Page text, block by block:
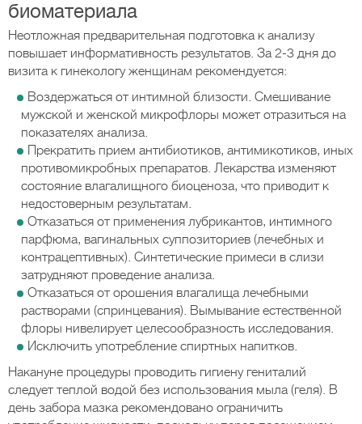
биоматериала
Неотложная предварительная подготовка к анализу
повышает информативность результатов. За 2-3 дня до
визита к гинекологу женщинам рекомендуется:
Воздержаться от интимной близости. Смешивание
мужской и женской микрофлоры может отразиться на
показателях анализа.
Прекратить прием антибиотиков, антимикотиков, иных
противомикробных препаратов. Лекарства изменяют
состояние влагалищного биоценоза, что приводит к
недостоверным результатам.
Отказаться от применения лубрикантов, интимного
парфюма, вагинальных суппозиториев (лечебных и
контрацептивных). Синтетические примеси в слизи
затрудняют проведение анализа.
Отказаться от орошения влагалища лечебными
растворами (спринцевания). Вымывание естественной
флоры нивелирует целесообразность исследования.
Исключить употребление спиртных напитков.
Накануне процедуры проводить гигиену гениталий
следует теплой водой без использования мыла (геля). В
день забора мазка рекомендовано ограничить